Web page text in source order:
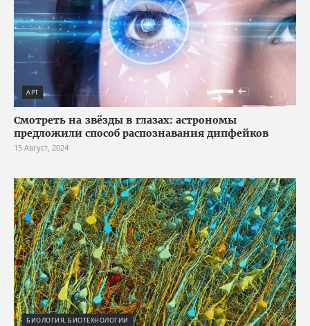
АРТ
Смотреть на звёзды в глазах: астрономы
предложили способ распознавания дипфейков
15 Август, 2024
БИОЛОГИЯ, БИОТЕХНОЛОГИИ